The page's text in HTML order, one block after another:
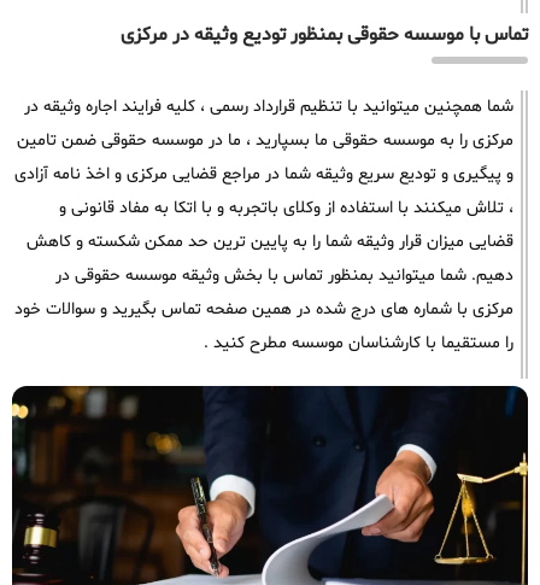
تماس با موسسه حقوقی بمنظور تودیع وثیقه در مرکزی
شما همچنین میتوانید با تنظیم قرارداد رسمی ، کلیه فرایند اجاره وثیقه در
مرکزی را به موسسه حقوقی ما بسپارید ، ما در موسسه حقوقی ضمن تامین
و پیگیری و تودیع سریع وثیقه شما در مراجع قضایی مرکزی و اخذ نامه آزادی
، تلاش میکنند با استفاده از وکلای باتجربه و با اتکا به مفاد قانونی و
قضایی میزان قرار وثیقه شما را به پایین ترین حد ممکن شکسته و کاهش
دهیم. شما میتوانید بمنظور تماس با بخش وثیقه موسسه حقوقی در
مرکزی با شماره های درج شده در همین صفحه تماس بگیرید و سوالات خود
را مستقیما با کارشناسان موسسه مطرح کنید .